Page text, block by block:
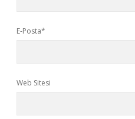
E-Posta*
Web Sitesi